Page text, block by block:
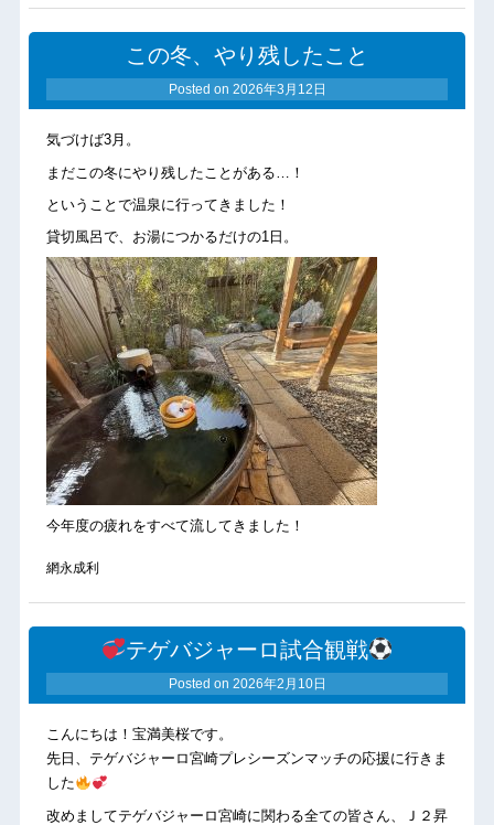
この冬、やり残したこと
Posted on 2026年3月12日
気づけば3月。
まだこの冬にやり残したことがある…！
ということで温泉に行ってきました！
貸切風呂で、お湯につかるだけの1日。
今年度の疲れをすべて流してきました！
網永成利
テゲバジャーロ試合観戦
Posted on 2026年2月10日
こんにちは！宝満美桜です。
先日、テゲバジャーロ宮崎プレシーズンマッチの応援に行きま
した
改めましてテゲバジャーロ宮崎に関わる全ての皆さん、Ｊ２昇